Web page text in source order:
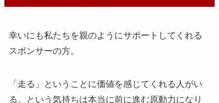
幸いにも私たちを親のようにサポートしてくれる
スポンサーの方。
「走る」ということに価値を感じてくれる人がい
る。という気持ちは本当に前に進む原動力になり